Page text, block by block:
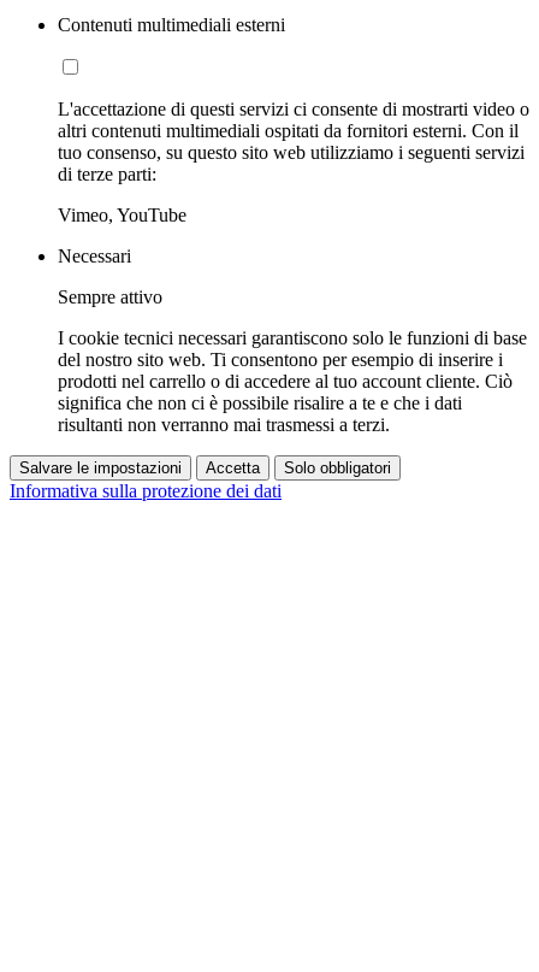
Contenuti multimediali esterni
L'accettazione di questi servizi ci consente di mostrarti video o
altri contenuti multimediali ospitati da fornitori esterni. Con il
tuo consenso, su questo sito web utilizziamo i seguenti servizi
di terze parti:
Vimeo, YouTube
Necessari
Sempre attivo
I cookie tecnici necessari garantiscono solo le funzioni di base
del nostro sito web. Ti consentono per esempio di inserire i
prodotti nel carrello o di accedere al tuo account cliente. Ciò
significa che non ci è possibile risalire a te e che i dati
risultanti non verranno mai trasmessi a terzi.
Salvare le impostazioni Accetta Solo obbligatori
Informativa sulla protezione dei dati